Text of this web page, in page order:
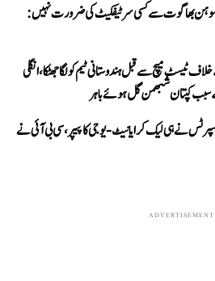
بھاگوت سے کسی سرٹیفکیٹ کی ضرورت نہیں:
ٹیسٹ میچ سے قبل ہندوستانی ٹیم کو لگا جھٹکا، انگلی
کپتان شبھمن گل ہوئے باہر
نے ہی لیک کرایا نیٹ-یوجی کا پیپر، سی بی آئی نے
ADVERTISEMENT